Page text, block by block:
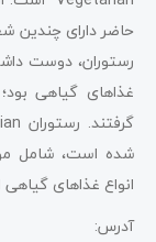
حاضر دارای چندین
رستوران، دوست
غذاهای گیاهی
انواع غذاهای
آدرس: